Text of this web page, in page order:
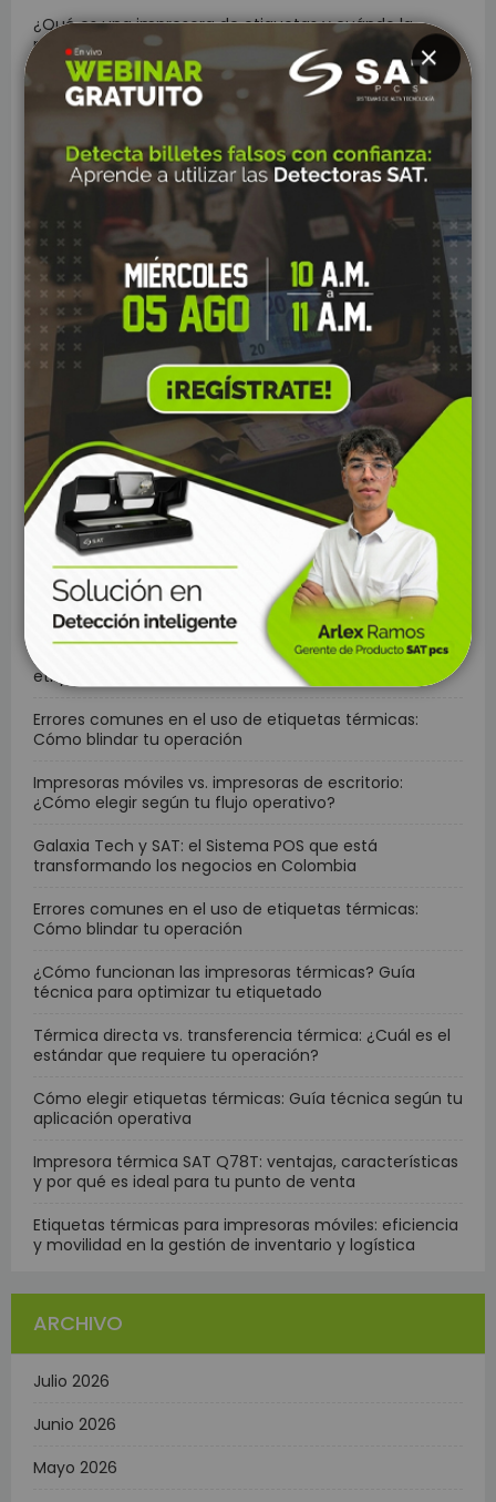
¿Qué es una impresora de etiquetas y cuándo la
necesita un negocio?
USB, Ethernet, Wi-Fi o Bluetooth: ¿qué tipo de conexión
necesita una impresora POS?
Impresoras térmicas de 58 mm vs 80 mm: ¿cuál
necesita tu negocio?
Cómo elegir un escáner de códigos de barras según
las necesidades de tu negocio
Los equipos que complementan un sistema POS y por
qué son importantes
Cómo reducir filas y mejorar la atención en caja con
un sistema POS
Cómo un sistema POS ayuda a mejorar el control de
¿Por qué utilizar un equipo POS especializado en lugar
de un computador tradicional?
Errores comunes al elegir un sistema POS y cómo
evitarlos
La importancia estratégica del etiquetado en la
logística moderna
Cómo optimizar la gestión de inventarios mediante un
etiquetado eficiente
Errores comunes en el uso de etiquetas térmicas:
Cómo blindar tu operación
Impresoras móviles vs. impresoras de escritorio:
¿Cómo elegir según tu flujo operativo?
Galaxia Tech y SAT: el Sistema POS que está
transformando los negocios en Colombia
Errores comunes en el uso de etiquetas térmicas:
Cómo blindar tu operación
¿Cómo funcionan las impresoras térmicas? Guía
técnica para optimizar tu etiquetado
Térmica directa vs. transferencia térmica: ¿Cuál es el
estándar que requiere tu operación?
Cómo elegir etiquetas térmicas: Guía técnica según tu
aplicación operativa
Impresora térmica SAT Q78T: ventajas, características
y por qué es ideal para tu punto de venta
Etiquetas térmicas para impresoras móviles: eficiencia
y movilidad en la gestión de inventario y logística
ARCHIVO
Julio 2026
Junio 2026
Mayo 2026
CLOSE